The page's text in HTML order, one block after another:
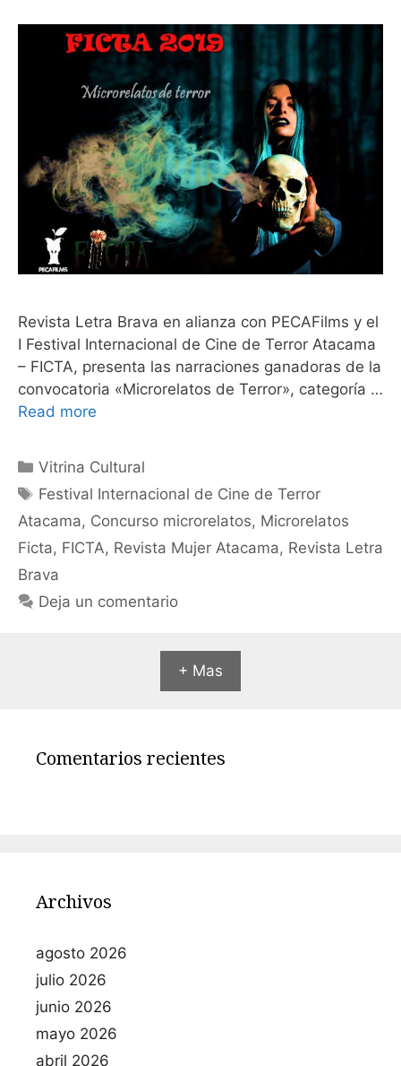
Revista Letra Brava en alianza con PECAFilms y el
I Festival Internacional de Cine de Terror Atacama
– FICTA, presenta las narraciones ganadoras de la
convocatoria «Microrelatos de Terror», categoría …
Read more
Vitrina Cultural
Festival Internacional de Cine de Terror
Atacama, Concurso microrelatos, Microrelatos
Ficta, FICTA, Revista Mujer Atacama, Revista Letra
Brava
Deja un comentario
+ Mas
Comentarios recientes
Archivos
agosto 2026
julio 2026
junio 2026
mayo 2026
abril 2026